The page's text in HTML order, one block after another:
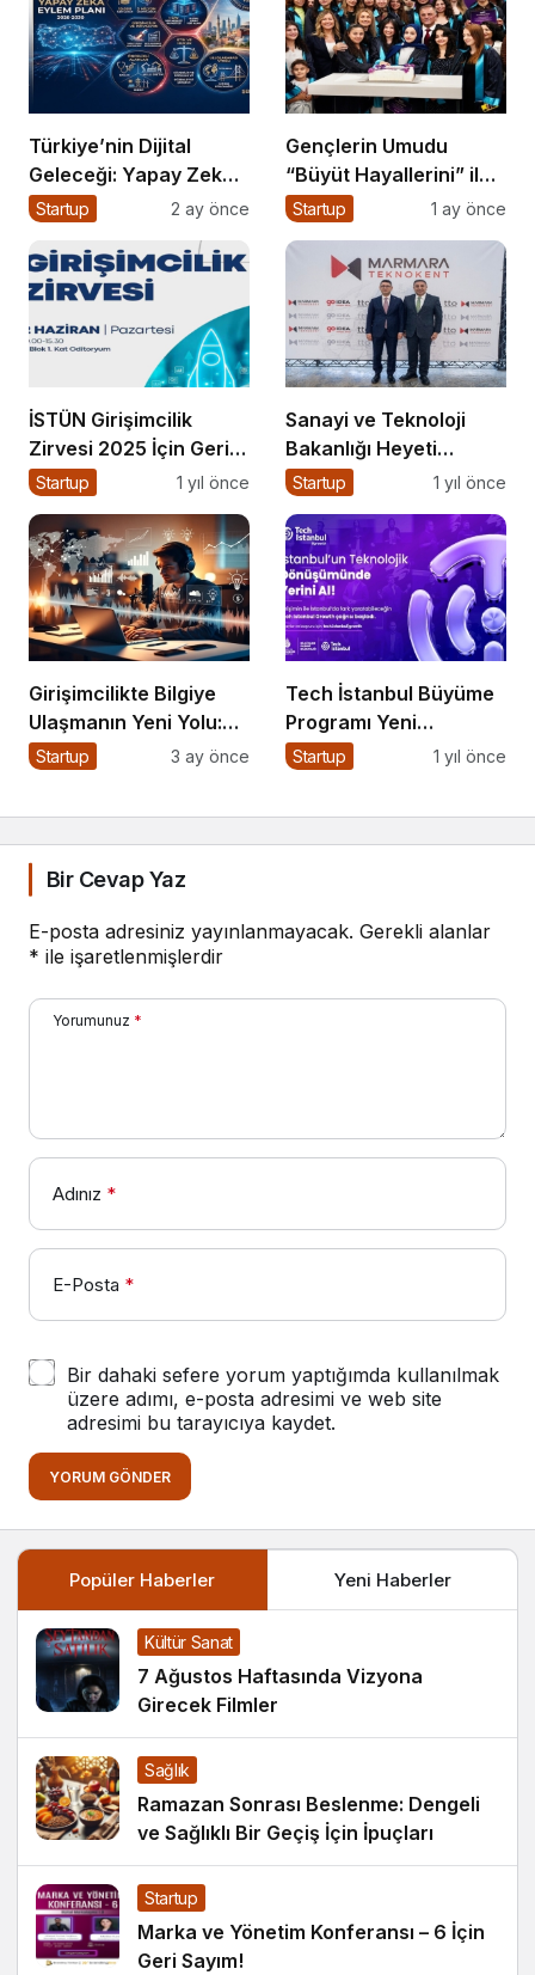
Türkiye’nin Dijital
Geleceği: Yapay Zeka
Çağında “BİLGE”
Startup 2 ay önce
Gençlerin Umudu
“Büyüt Hayallerini” ile
267 Genç Daha
Startup 1 ay önce
İSTÜN Girişimcilik
Zirvesi 2025 İçin Geri
Sayım
Startup 1 yıl önce
Sanayi ve Teknoloji
Bakanlığı Heyeti
Marmara Teknokent’i
Startup 1 yıl önce
Girişimcilikte Bilgiye
Ulaşmanın Yeni Yolu:
Podcast’ler Neden Bu
Startup 3 ay önce
Tech İstanbul Büyüme
Programı Yeni
Başvurulara Kapılarını
Startup 1 yıl önce
Bir Cevap Yaz
E-posta adresiniz yayınlanmayacak. Gerekli alanlar
* ile işaretlenmişlerdir
Yorumunuz *
Adınız *
E-Posta *
Bir dahaki sefere yorum yaptığımda kullanılmak
üzere adımı, e-posta adresimi ve web site
adresimi bu tarayıcıya kaydet.
YORUM GÖNDER
Popüler Haberler Yeni Haberler
Kültür Sanat
7 Ağustos Haftasında Vizyona
Girecek Filmler
Sağlık
Ramazan Sonrası Beslenme: Dengeli
ve Sağlıklı Bir Geçiş İçin İpuçları
Startup
Marka ve Yönetim Konferansı – 6 İçin
Geri Sayım!